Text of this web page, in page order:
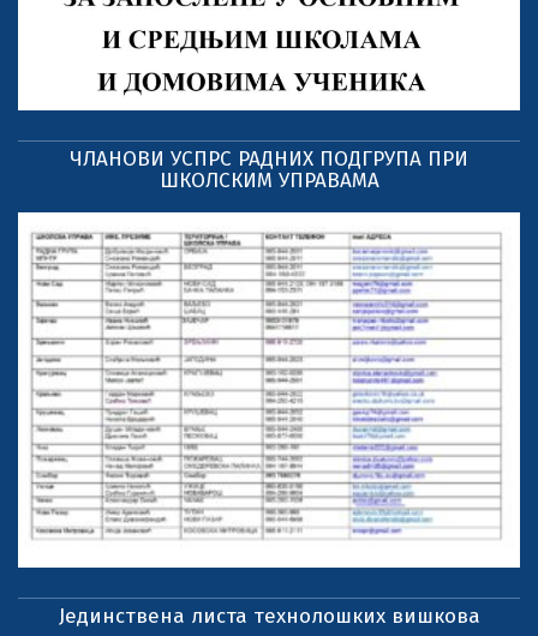
ЧЛАНОВИ УСПРС РАДНИХ ПОДГРУПА ПРИ
ШКОЛСКИМ УПРАВАМА
Јединствена листа технолошких вишкова